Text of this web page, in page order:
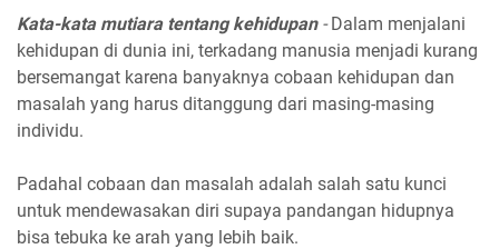
Kata-kata mutiara tentang kehidupan-Dalam menjalani
kehidupan di dunia ini, terkadang manusia menjadi kurang
bersemangat karena banyaknya cobaan kehidupan dan
masalah yang harus ditanggung dari masing-masing
individu.
Padahal cobaan dan masalah adalah salah satu kunci
untuk mendewasakan diri supaya pandangan hidupnya
bisa tebuka ke arah yang lebih baik.